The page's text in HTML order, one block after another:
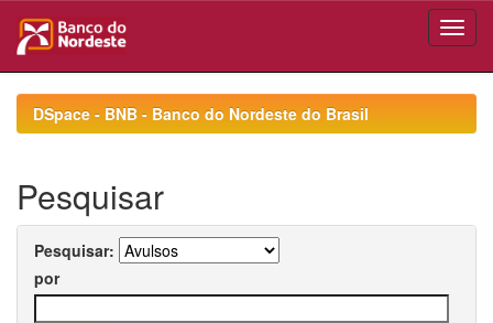
navigationDSpace - BNB - Banco do Nordeste do Brasil
Pesquisar
Pesquisar:
por